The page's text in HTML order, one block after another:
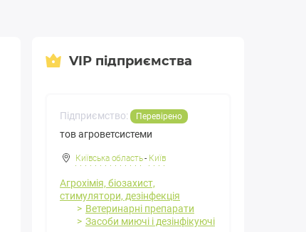
VIP підприємства
Підприємство: Перевірено
тов агроветсистеми
Київська область- Київ
Агрохімія, біозахист,
стимулятори, дезінфекція
Ветеринарні препарати
Засоби миючі і дезінфікуючі